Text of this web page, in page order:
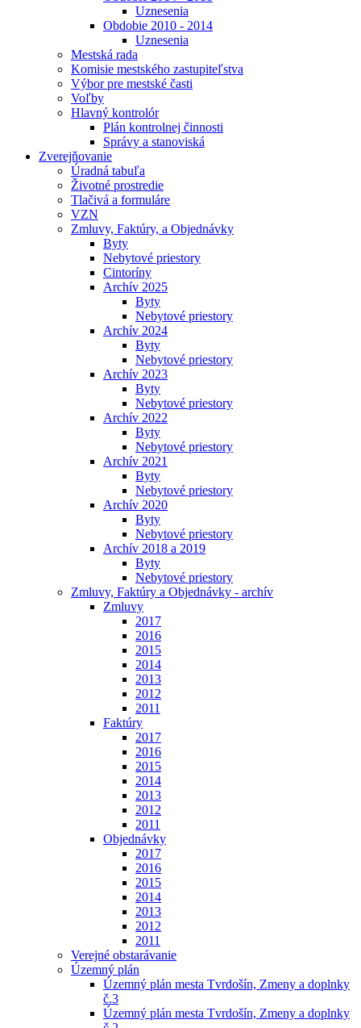
Uznesenia
Obdobie 2010 - 2014
Uznesenia
Mestská rada
Komisie mestského zastupiteľstva
Výbor pre mestské časti
Voľby
Hlavný kontrolór
Plán kontrolnej činnosti
Správy a stanoviská
Zverejňovanie
Úradná tabuľa
Životné prostredie
Tlačivá a formuláre
VZN
Zmluvy, Faktúry, a Objednávky
Byty
Nebytové priestory
Cintoríny
Archív 2025
Byty
Nebytové priestory
Archív 2024
Byty
Nebytové priestory
Archív 2023
Byty
Nebytové priestory
Archív 2022
Byty
Nebytové priestory
Archív 2021
Byty
Nebytové priestory
Archív 2020
Byty
Nebytové priestory
Archív 2018 a 2019
Byty
Nebytové priestory
Zmluvy, Faktúry a Objednávky - archív
Zmluvy
2017
2016
2015
2014
2013
2012
2011
Faktúry
2017
2016
2015
2014
2013
2012
2011
Objednávky
2017
2016
2015
2014
2013
2012
2011
Verejné obstarávanie
Územný plán
Územný plán mesta Tvrdošín, Zmeny a doplnky
č.3
Územný plán mesta Tvrdošín, Zmeny a doplnky